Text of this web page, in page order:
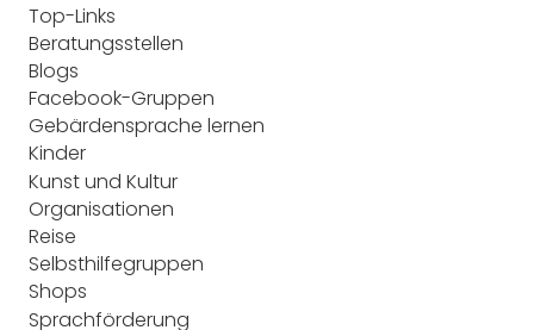
Top-Links
Beratungsstellen
Blogs
Facebook-Gruppen
Gebärdensprache lernen
Kinder
Kunst und Kultur
Organisationen
Reise
Selbsthilfegruppen
Shops
Sprachförderung